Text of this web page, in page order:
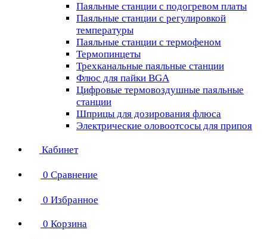
Паяльные станции с подогревом платы
Паяльные станции с регулировкой
температуры
Паяльные станции с термофеном
Термопинцеты
Трехканальные паяльные станции
Флюс для пайки BGA
Цифровые термовоздушные паяльные
станции
Шприцы для дозирования флюса
Электрические оловоотсосы для припоя
Кабинет
0 Сравнение
0 Избранное
0 Корзина